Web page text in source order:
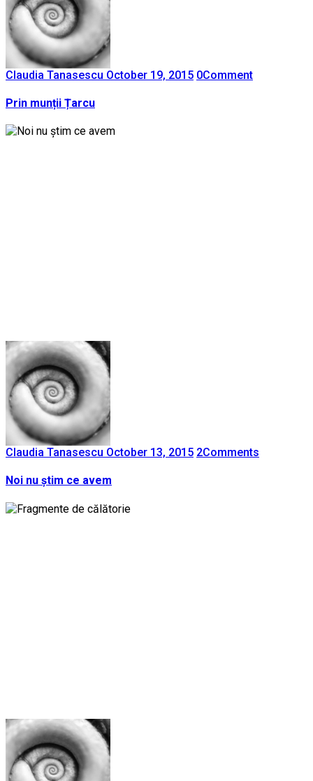
Claudia Tanasescu October 19, 2015 0Comment
Prin munții Țarcu
Claudia Tanasescu October 13, 2015 2Comments
Noi nu știm ce avem